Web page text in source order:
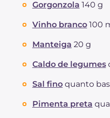
Gorgonzola 140 g
Vinho branco 100
Manteiga 20 g
Caldo de legumes
Sal fino quanto
Pimenta preta